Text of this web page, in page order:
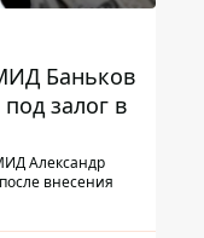
Баньков
залог в
Александр
внесения